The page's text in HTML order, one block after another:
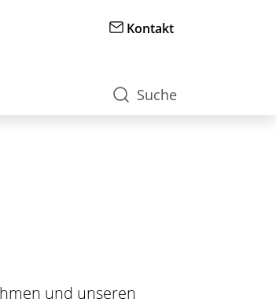
Kontakt
Suche
und unseren